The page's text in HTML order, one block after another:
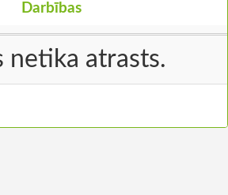
Darbības
netika atrasts.